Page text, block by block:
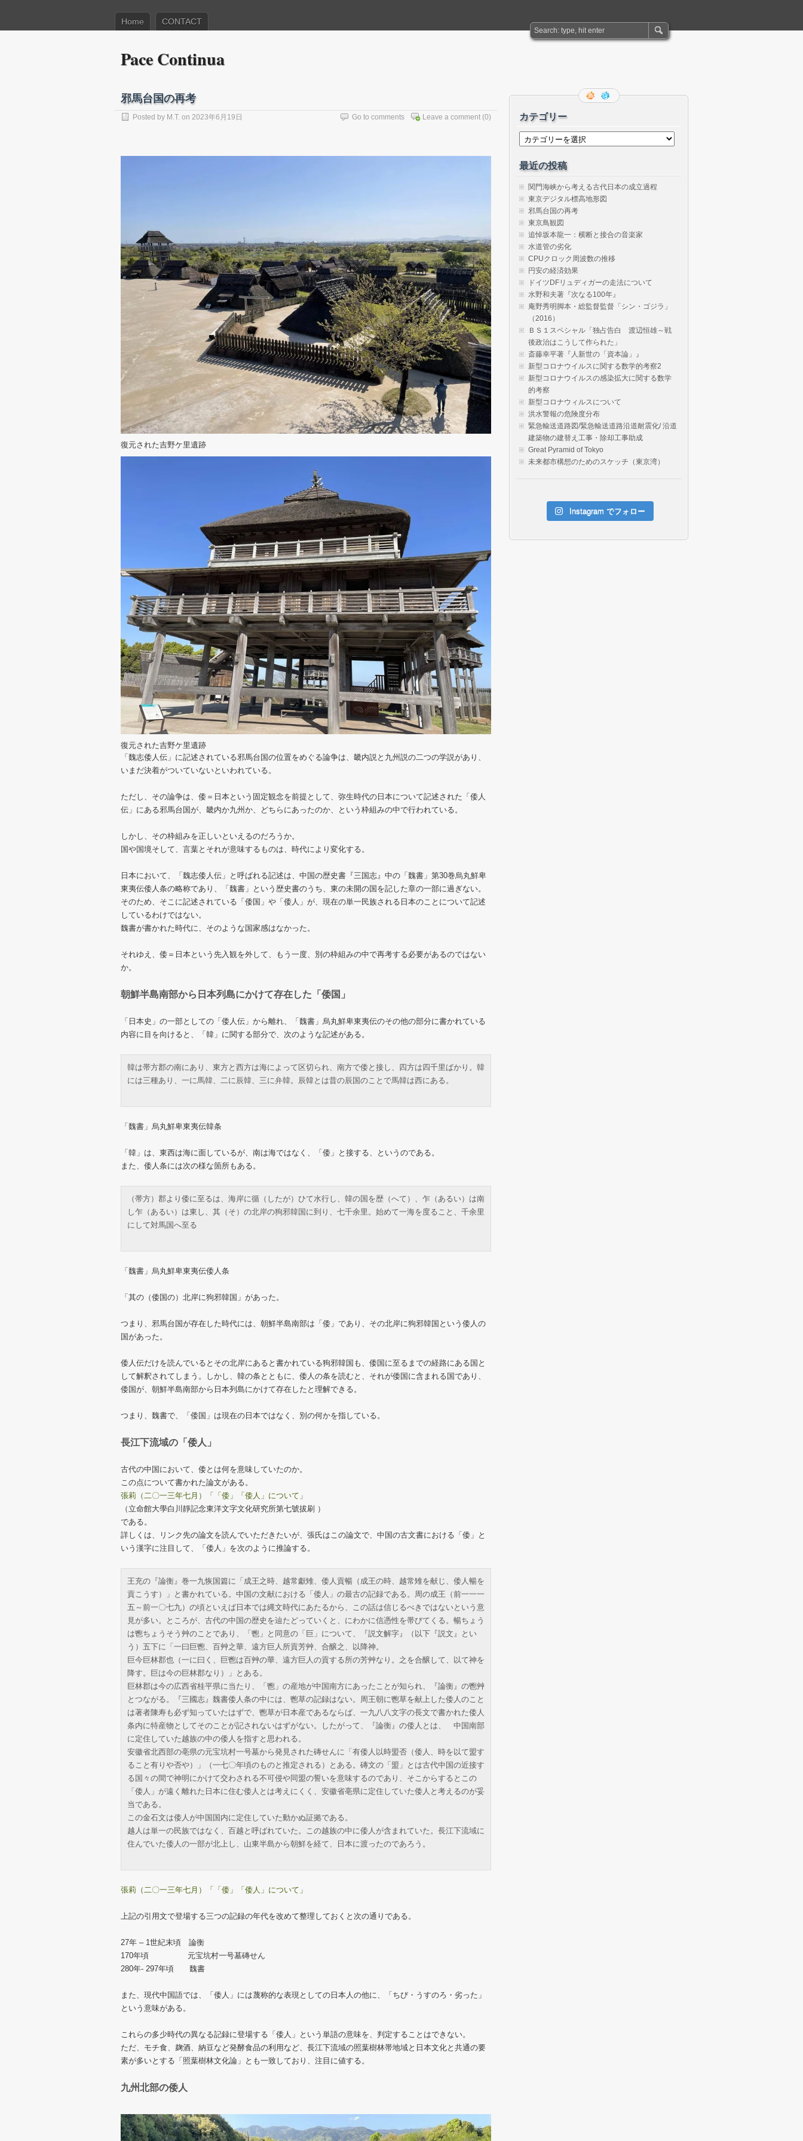
Home CONTACT
Pace Continua
邪馬台国の再考
Posted by M.T. on 2023年6月19日 Leave a comment (0)
Go to comments
復元された吉野ケ里遺跡
復元された吉野ケ里遺跡
「魏志倭人伝」に記述されている邪馬台国の位置をめぐる論争は、畿内説と九州説の二つの学説があり、
いまだ決着がついていないといわれている。
ただし、その論争は、倭＝日本という固定観念を前提として、弥生時代の日本について記述された「倭人
伝」にある邪馬台国が、畿内か九州か、どちらにあったのか、という枠組みの中で行われている。
しかし、その枠組みを正しいといえるのだろうか。
国や国境そして、言葉とそれが意味するものは、時代により変化する。
日本において、「魏志倭人伝」と呼ばれる記述は、中国の歴史書『三国志』中の「魏書」第30巻烏丸鮮卑
東夷伝倭人条の略称であり、「魏書」という歴史書のうち、東の未開の国を記した章の一部に過ぎない。
そのため、そこに記述されている「倭国」や「倭人」が、現在の単一民族される日本のことについて記述
しているわけではない。
魏書が書かれた時代に、そのような国家感はなかった。
それゆえ、倭＝日本という先入観を外して、もう一度、別の枠組みの中で再考する必要があるのではない
か。
朝鮮半島南部から日本列島にかけて存在した「倭国」
「日本史」の一部としての「倭人伝」から離れ、「魏書」烏丸鮮卑東夷伝のその他の部分に書かれている
内容に目を向けると、「韓」に関する部分で、次のような記述がある。
韓は帯方郡の南にあり、東方と西方は海によって区切られ、南方で倭と接し、四方は四千里ばかり。韓
には三種あり、一に馬韓、二に辰韓、三に弁韓。辰韓とは昔の辰国のことで馬韓は西にある。
「魏書」烏丸鮮卑東夷伝韓条
「韓」は、東西は海に面しているが、南は海ではなく、「倭」と接する、というのである。
また、倭人条には次の様な箇所もある。
（帯方）郡より倭に至るは、海岸に循（したが）ひて水行し、韓の国を歴（へて）、乍（あるい）は南
し乍（あるい）は東し、其（そ）の北岸の狗邪韓国に到り、七千余里。始めて一海を度ること、千余里
にして対馬国へ至る
「魏書」烏丸鮮卑東夷伝倭人条
「其の（倭国の）北岸に狗邪韓国」があった。
つまり、邪馬台国が存在した時代には、朝鮮半島南部は「倭」であり、その北岸に狗邪韓国という倭人の
国があった。
倭人伝だけを読んでいるとその北岸にあると書かれている狗邪韓国も、倭国に至るまでの経路にある国と
して解釈されてしまう。しかし、韓の条とともに、倭人の条を読むと、それが倭国に含まれる国であり、
倭国が、朝鮮半島南部から日本列島にかけて存在したと理解できる。
つまり、魏書で、「倭国」は現在の日本ではなく、別の何かを指している。
長江下流域の「倭人」
古代の中国において、倭とは何を意味していたのか。
この点について書かれた論文がある。
張莉（二〇一三年七月）「「倭」「倭人」について」
（立命館大學白川靜記念東洋文字文化研究所第七號拔刷 ）
である。
詳しくは、リンク先の論文を読んでいただきたいが、張氏はこの論文で、中国の古文書における「倭」と
いう漢字に注目して、「倭人」を次のように推論する。
王充の『論衡』巻一九恢国篇に「成王之時、越常獻雉、倭人貢暢（成王の時、越常雉を献じ、倭人暢を
貢こうす）」と書かれている。中国の文献における「倭人」の最古の記録である。周の成王（前一一一
五～前一〇七九）の頃といえば日本では縄文時代にあたるから、この話は信じるべきではないという意
見が多い。ところが、古代の中国の歴史を辿たどっていくと、にわかに信憑性を帯びてくる。暢ちょう
は鬯ちょうそう艸のことであり、「鬯」と同意の「巨」について、『説文解字』（以下『説文』とい
う）五下に「一曰巨鬯、百艸之華、遠方巨人所貢芳艸、合醸之、以降神。
巨今巨林郡也（一に曰く、巨鬯は百艸の華、遠方巨人の貢する所の芳艸なり。之を合醸して、以て神を
降す。巨は今の巨林郡なり）」とある。
巨林郡は今の広西省桂平県に当たり、「鬯」の産地が中国南方にあったことが知られ、『論衡』の鬯艸
とつながる。『三國志』魏書倭人条の中には、鬯草の記録はない。周王朝に鬯草を献上した倭人のこと
は著者陳寿も必ず知っていたはずで、鬯草が日本産であるならば、一九八八文字の長文で書かれた倭人
条内に特産物としてそのことが記されないはずがない。したがって、『論衡』の倭人とは、 中国南部
に定住していた越族の中の倭人を指すと思われる。
安徽省北西部の亳県の元宝坑村一号墓から発見された磚せんに「有倭人以時盟否（倭人、時を以て盟す
ること有りや否や）」（一七〇年頃のものと推定される）とある。磚文の「盟」とは古代中国の近接す
る国々の間で神明にかけて交わされる不可侵や同盟の誓いを意味するのであり、そこからするとこの
「倭人」が遠く離れた日本に住む倭人とは考えにくく、安徽省亳県に定住していた倭人と考えるのが妥
当である。
この金石文は倭人が中国国内に定住していた動かぬ証拠である。
越人は単一の民族ではなく、百越と呼ばれていた。この越族の中に倭人が含まれていた。長江下流域に
住んでいた倭人の一部が北上し、山東半島から朝鮮を経て、日本に渡ったのであろう。
張莉（二〇一三年七月）「「倭」「倭人」について」
上記の引用文で登場する三つの記録の年代を改めて整理しておくと次の通りである。
27年 – 1世紀末頃 論衡
170年頃 元宝坑村一号墓磚せん
280年- 297年頃 魏書
また、現代中国語では、「倭人」には蔑称的な表現としての日本人の他に、「ちび・うすのろ・劣った」
という意味がある。
これらの多少時代の異なる記録に登場する「倭人」という単語の意味を、判定することはできない。
ただ、モチ食、麹酒、納豆など発酵食品の利用など、長江下流域の照葉樹林帯地域と日本文化と共通の要
素が多いとする「照葉樹林文化論」とも一致しており、注目に値する。
九州北部の倭人
カテゴリー
カ
リ
ー
最近の投稿
関門海峡から考える古代日本の成立過程
東京デジタル標高地形図
邪馬台国の再考
東京鳥観図
追悼坂本龍一：横断と接合の音楽家
水道管の劣化
CPUクロック周波数の推移
円安の経済効果
ドイツDFリュディガーの走法について
水野和夫著『次なる100年』
庵野秀明脚本・総監督監督「シン・ゴジラ」
（2016）
ＢＳ１スペシャル「独占告白 渡辺恒雄～戦
後政治はこうして作られた」
斎藤幸平著『人新世の「資本論」』
新型コロナウイルスに関する数学的考察2
新型コロナウイルスの感染拡大に関する数学
的考察
新型コロナウィルスについて
洪水警報の危険度分布
緊急輸送道路図/緊急輸送道路沿道耐震化/ 沿道
建築物の建替え工事・除却工事助成
Great Pyramid of Tokyo
未来都市構想のためのスケッチ（東京湾）
Instagram でフォロー